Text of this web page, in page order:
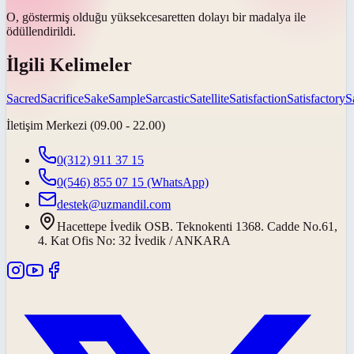
O, göstermiş olduğu yüksekcesaretten dolayı bir madalya ile
ödüllendirildi.
İlgili Kelimeler
SacredSacrificeSakeSampleSarcasticSatelliteSatisfactionSatisfactory
İletişim Merkezi (09.00 - 22.00)
0(312) 911 37 15
0(546) 855 07 15 (WhatsApp)
destek@uzmandil.com
Hacettepe İvedik OSB. Teknokenti 1368. Cadde No.61,
4. Kat Ofis No: 32 İvedik / ANKARA